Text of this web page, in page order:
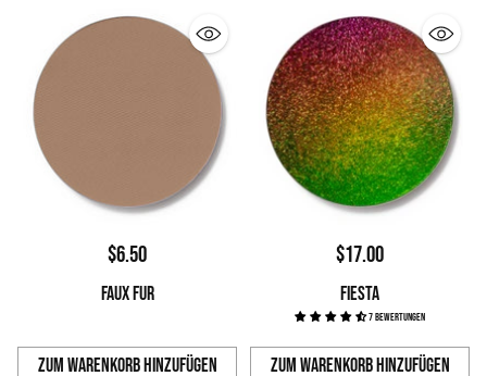
$6.50
FAUX FUR
Zum Warenkorb hinzufügen
$17.00
FIESTA
7 Bewertungen
Zum Warenkorb hinzufügen